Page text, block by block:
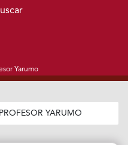
Yarumo
YARUMO